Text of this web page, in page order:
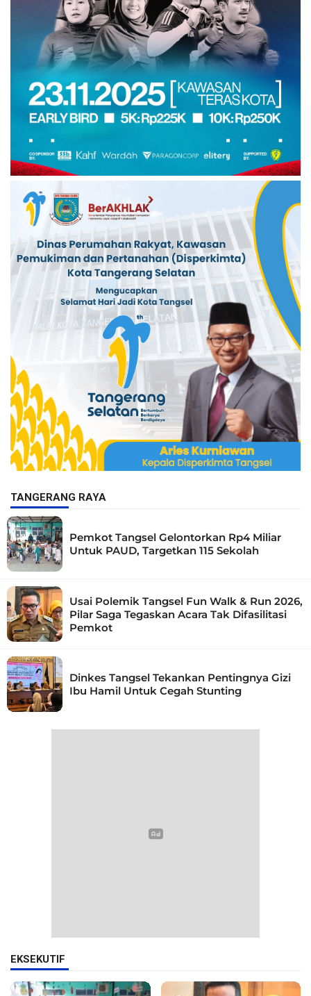
TANGERANG RAYA
Pemkot Tangsel Gelontorkan Rp4 Miliar
Untuk PAUD, Targetkan 115 Sekolah
Usai Polemik Tangsel Fun Walk & Run 2026,
Pilar Saga Tegaskan Acara Tak Difasilitasi
Pemkot
Dinkes Tangsel Tekankan Pentingnya Gizi
Ibu Hamil Untuk Cegah Stunting
EKSEKUTIF